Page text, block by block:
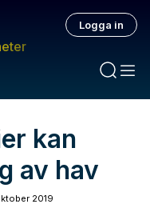
Logga in
kan
av hav
2019